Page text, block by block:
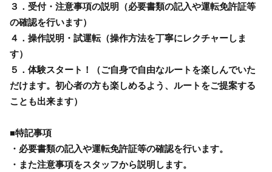
３．受付・注意事項の説明（必要書類の記入や運転免許証等
の確認を行います）
４．操作説明・試運転（操作方法を丁寧にレクチャーしま
す）
５．体験スタート！（ご自身で自由なルートを楽しんでいた
だけます。初心者の方も楽しめるよう、ルートをご提案する
ことも出来ます）
■特記事項
・必要書類の記入や運転免許証等の確認を行います。
・また注意事項をスタッフから説明します。